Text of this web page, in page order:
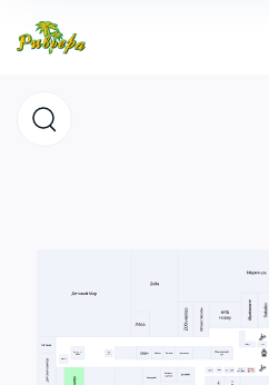
Развлечения и кино
Услуги и сервис